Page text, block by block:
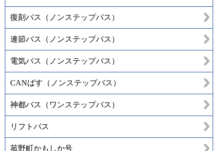
復刻バス（ノンステップバス）
連節バス（ノンステップバス）
電気バス（ノンステップバス）
CANばす（ノンステップバス）
神都バス（ワンステップバス）
リフトバス
菰野町かもしか号